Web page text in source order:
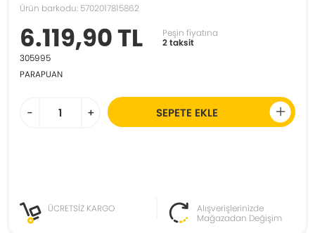
Ürün barkodu: 5702017815862
6.119,90 TL
Peşin fiyatına
2 taksit
305995
PARAPUAN
- + SEPETE EKLE
ÜCRETSİZ KARGO
Alışverişlerinizde
Mağazadan Değişim